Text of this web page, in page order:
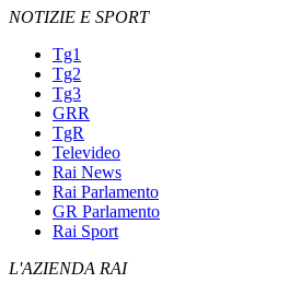
NOTIZIE E SPORT
Tg1
Tg2
Tg3
GRR
TgR
Televideo
Rai News
Rai Parlamento
GR Parlamento
Rai Sport
L'AZIENDA RAI